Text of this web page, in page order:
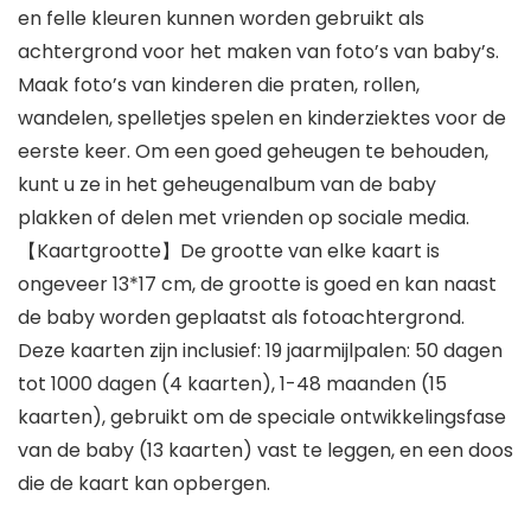
en felle kleuren kunnen worden gebruikt als
achtergrond voor het maken van foto’s van baby’s.
Maak foto’s van kinderen die praten, rollen,
wandelen, spelletjes spelen en kinderziektes voor de
eerste keer. Om een goed geheugen te behouden,
kunt u ze in het geheugenalbum van de baby
plakken of delen met vrienden op sociale media.
【Kaartgrootte】De grootte van elke kaart is
ongeveer 13*17 cm, de grootte is goed en kan naast
de baby worden geplaatst als fotoachtergrond.
Deze kaarten zijn inclusief: 19 jaarmijlpalen: 50 dagen
tot 1000 dagen (4 kaarten), 1-48 maanden (15
kaarten), gebruikt om de speciale ontwikkelingsfase
van de baby (13 kaarten) vast te leggen, en een doos
die de kaart kan opbergen.